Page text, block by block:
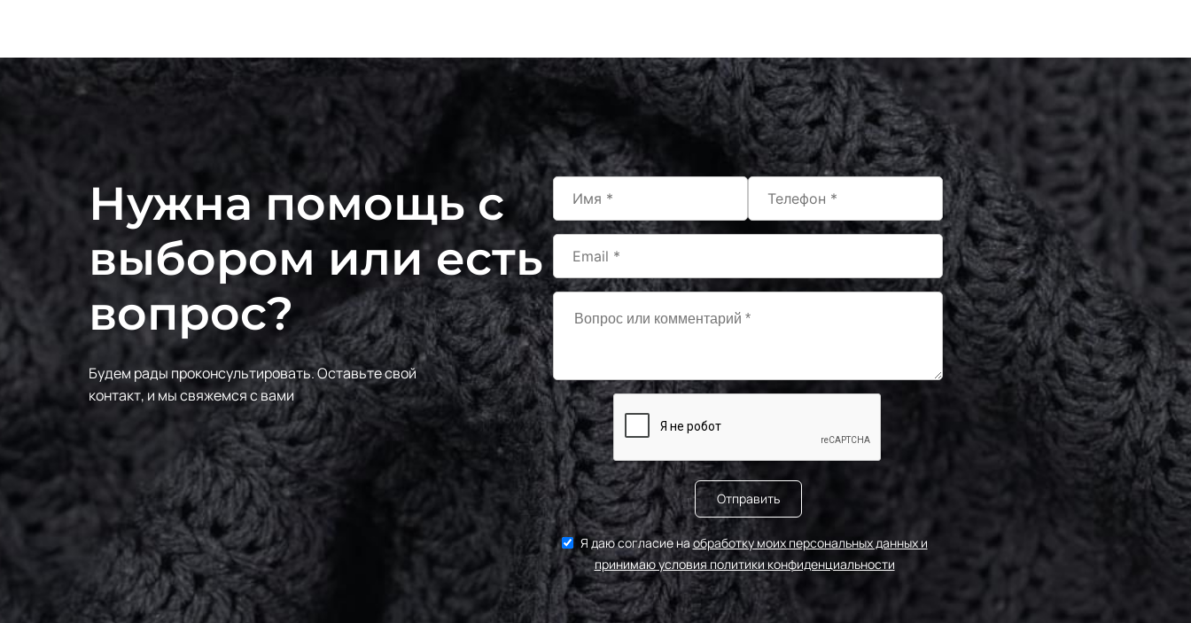
Нужна помощь с
выбором или есть
вопрос?
Будем рады проконсультировать.Оставьте свой
контакт, и мы свяжемся с вами
Отправить
Я даю согласие наобработку моих персональных данных и
принимаю условия политики конфиденциальности